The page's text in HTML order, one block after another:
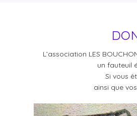
L’association LES
un fauteuil
Si vous
ainsi que